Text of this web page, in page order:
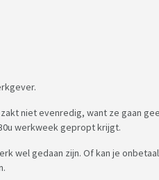
niet evenredig, want ze gaan
werkweek gepropt krijgt.
wel gedaan zijn. Of kan je